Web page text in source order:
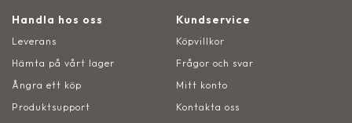
Handla hos oss
Leverans
Hämta på vårt lager
Ångra ett köp
Produktsupport
Kundservice
Köpvillkor
Frågor och svar
Mitt konto
Kontakta oss